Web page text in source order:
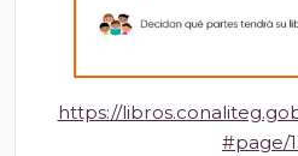
https://
#page/